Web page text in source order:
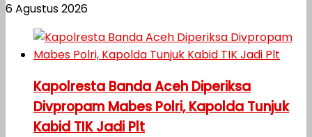
6 Agustus 2026
Kapolresta Banda Aceh Diperiksa
Divpropam Mabes Polri, Kapolda Tunjuk
Kabid TIK Jadi Plt